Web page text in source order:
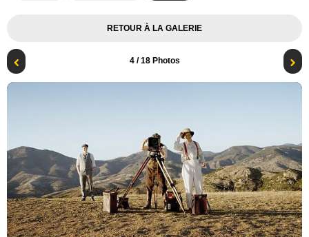
RETOUR À LA GALERIE
4/ 18 Photos